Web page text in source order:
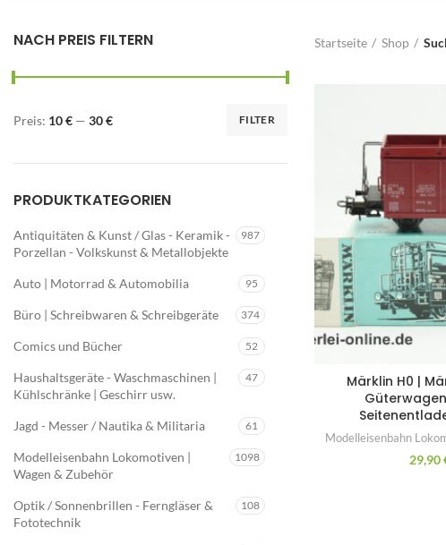
NACH PREIS FILTERN
FILTER
Preis: 10 € — 30 €
PRODUKTKATEGORIEN
Antiquitäten & Kunst / Glas - Keramik -
Porzellan - Volkskunst & Metallobjekte
987
Auto | Motorrad & Automobilia 95
Büro | Schreibwaren & Schreibgeräte 374
Comics und Bücher 52
Haushaltsgeräte - Waschmaschinen |
Kühlschränke | Geschirr usw.
47
Jagd - Messer / Nautika & Militaria 61
Modelleisenbahn Lokomotiven |
Wagen & Zubehör
1098
Optik / Sonnenbrillen - Ferngläser &
Fototechnik
108
Startseite Shop
Märklin H0 |
Güterwagen
Modelleisenbahn
29,90